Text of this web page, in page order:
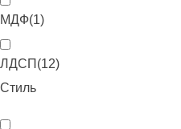
МДФ(1)
ЛДСП (12)
Стиль